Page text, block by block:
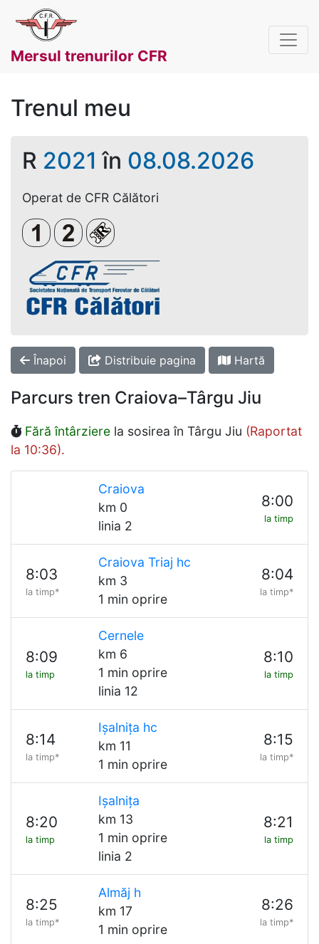
Mersul trenurilor CFR
Trenul meu
R 2021 în 08.08.2026
Operat de CFR Călători
Clasa 1Clasa a 2-aLoc rezervat (biletul se emite
Înapoi Distribuie pagina Hartă
Parcurs tren Craiova–Târgu Jiu
Fără întârziere la sosirea în Târgu Jiu (Raportat
la 10:36).
Craiova
km 0
linia 2
8:00
la timp
8:03
la timp*
Craiova Triaj hc
km 3
1 min oprire
8:04
la timp*
8:09
la timp
Cernele
km 6
1 min oprire
linia 12
8:10
la timp
8:14
la timp*
Ișalnița hc
km 11
1 min oprire
8:15
la timp*
8:20
la timp
Ișalnița
km 13
1 min oprire
linia 2
8:21
la timp
8:25
la timp*
Almăj h
km 17
1 min oprire
8:26
la timp*